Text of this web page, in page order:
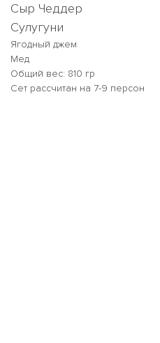
Сыр Чеддер
Сулугуни
Ягодный джем
Мед
Общий вес: 810 гр
Сет рассчитан на 7-9 персон